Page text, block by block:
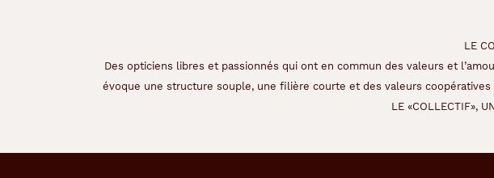
LE
Des opticiens libres et passionnés qui ont en commun des valeurs et
évoque une structure souple, une filière courte et des valeurs
LE «COLLECTIF»,